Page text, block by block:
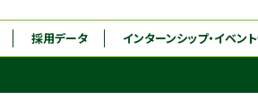
プ・イベントをさがす
がす
採用データ インターンシップ・イベン